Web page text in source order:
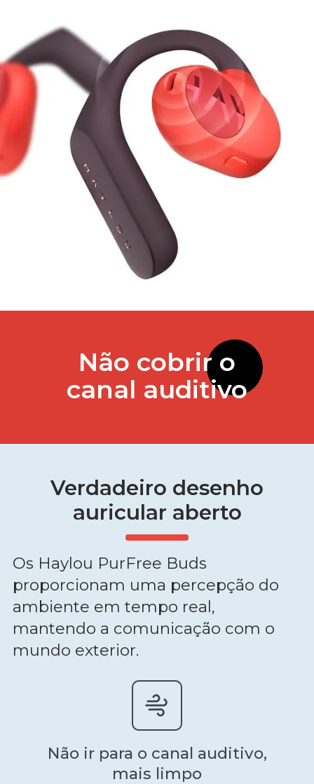
Não cobrir o
canal auditivo
Verdadeiro desenho
auricular aberto
Os Haylou PurFree Buds
proporcionam uma percepção do
ambiente em tempo real,
mantendo a comunicação com o
mundo exterior.
Não ir para o canal auditivo,
mais limpo